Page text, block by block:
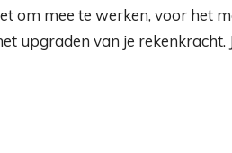
om mee te werken, voor het
upgraden van je rekenkracht.